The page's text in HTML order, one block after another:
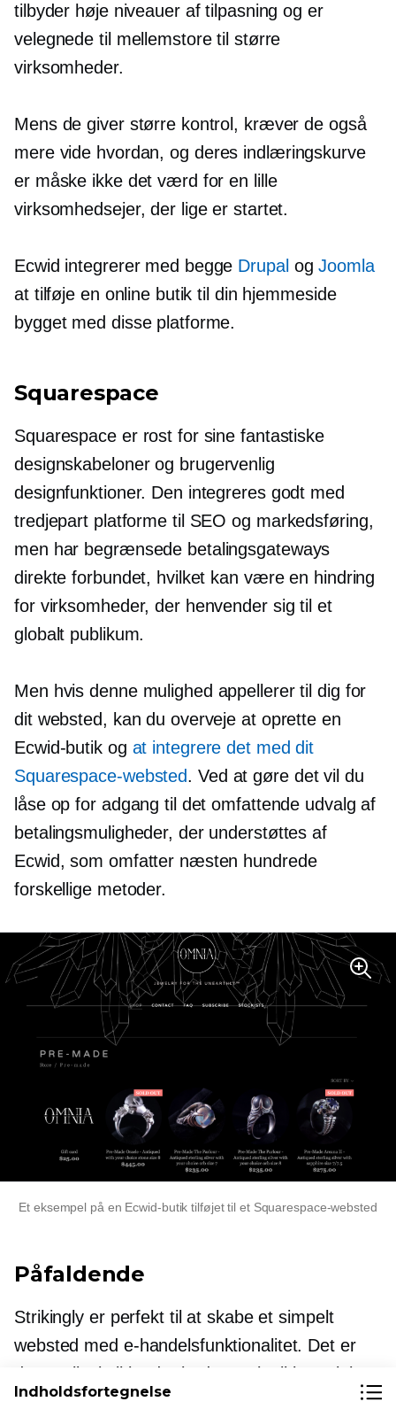
tilbyder høje niveauer af tilpasning og er
velegnede til mellemstore til større
virksomheder.
Mens de giver større kontrol, kræver de også
mere vide hvordan, og deres indlæringskurve
er måske ikke det værd for en lille
virksomhedsejer, der lige er startet.
Ecwid integrerer med begge Drupal ogJoomla
at tilføje en online butik til din hjemmeside
bygget med disse platforme.
Squarespace
Squarespace er rost for sine fantastiske
designskabeloner og brugervenlig
designfunktioner. Den integreres godt med
tredjepart platforme til SEO og markedsføring,
men har begrænsede betalingsgateways
direkte forbundet, hvilket kan være en hindring
for virksomheder, der henvender sig til et
globalt publikum.
Men hvis denne mulighed appellerer til dig for
dit websted, kan du overveje at oprette en
Ecwid-butik og at integrere det med dit
Squarespace-websted. Ved at gøre det vil du
låse op for adgang til det omfattende udvalg af
betalingsmuligheder, der understøttes af
Ecwid, som omfatter næsten hundrede
forskellige metoder.
Et eksempel på en Ecwid-butik tilføjet til et Squarespace-websted
Påfaldende
Strikingly er perfekt til at skabe et simpelt
websted med e-handelsfunktionalitet. Det er
dog muligvis ikke det bedste valg til komplekse
websteder på grund af dets begrænsede
Indholdsfortegnelse